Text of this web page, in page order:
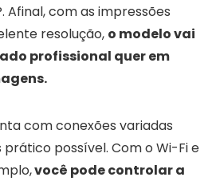
Afinal, com as impressões
resolução, o modelo vai
profissional quer em
com conexões variadas
possível. Com o Wi-Fi e
você pode controlar a